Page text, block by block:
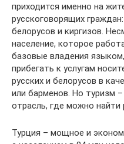
приходится именно на
русскоговорящих
белорусов и киргизов.
население, которое
базовые владения
прибегать к услугам
русских и белорусов в
или барменов. Но туризм
отрасль, где можно найти
Турция – мощное и